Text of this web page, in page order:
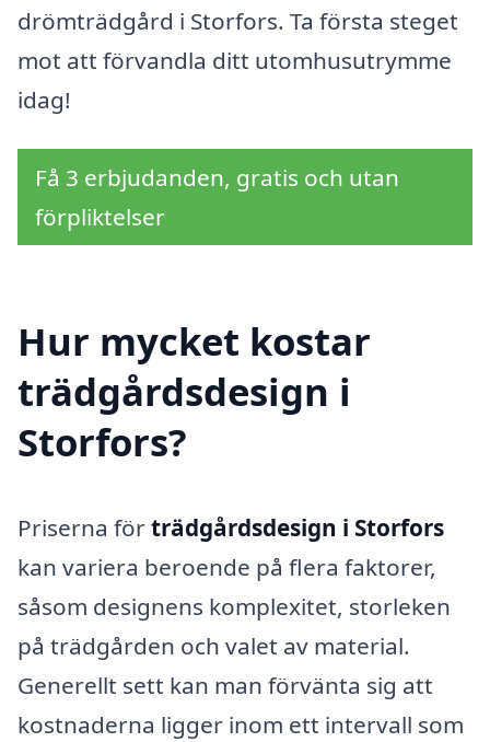
drömträdgård i Storfors. Ta första steget
mot att förvandla ditt utomhusutrymme
idag!
Få 3 erbjudanden, gratis och utan
förpliktelser
Hur mycket kostar
trädgårdsdesign i
Storfors?
Priserna förträdgårdsdesign i Storfors
kan variera beroende på flera faktorer,
såsom designens komplexitet, storleken
på trädgården och valet av material.
Generellt sett kan man förvänta sig att
kostnaderna ligger inom ett intervall som